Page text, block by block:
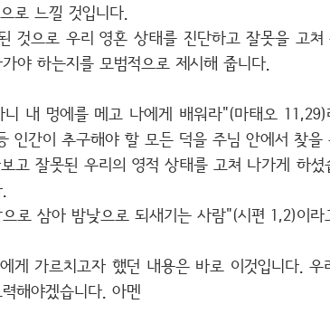
로 느낄 것입니다.
것으로 우리 영혼 상태를 진단하고 잘못을 고
야 하는지를 모범적으로 제시해 줍니다.
내 멍에를 메고 나에게 배워라"(마태오
인간이 추구해야 할 모든 덕을 주님 안에서 찾을
고 잘못된 우리의 영적 상태를 고쳐 나가게 하
로 삼아 밤낮으로 되새기는 사람"(시편 1,2)이라
게 가르치고자 했던 내용은 바로 이것입니다.
해야겠습니다. 아멘